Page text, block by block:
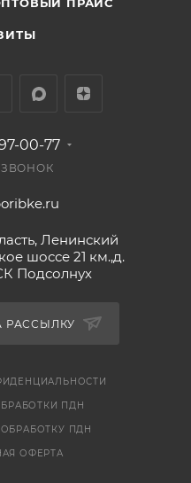
00-77
ЗВОНОК
Ленинский
шоссе 21 км.,д.
Подсолнух
РАССЫЛКУ
ПДН
ПДН
ОФЕРТА